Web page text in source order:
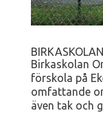
BIRKASKOLAN
Birkaskolan
förskola på
omfattande
även tak och